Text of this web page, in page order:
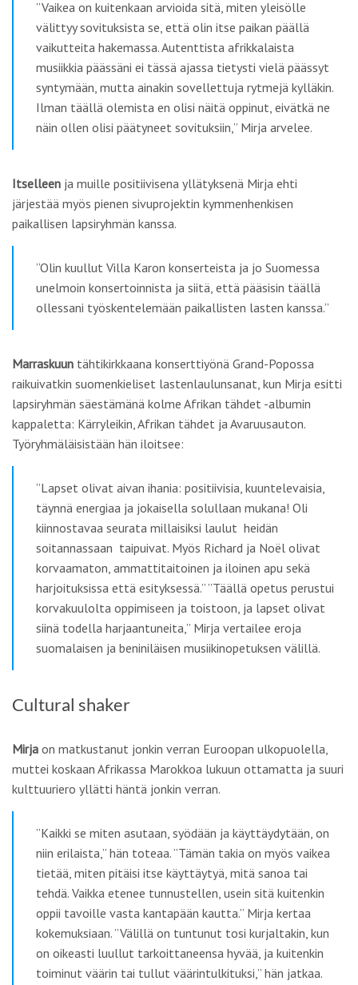
”Vaikea on kuitenkaan arvioida sitä, miten yleisölle
välittyy sovituksista se, että olin itse paikan päällä
vaikutteita hakemassa. Autenttista afrikkalaista
musiikkia päässäni ei tässä ajassa tietysti vielä päässyt
syntymään, mutta ainakin sovellettuja rytmejä kylläkin.
Ilman täällä olemista en olisi näitä oppinut, eivätkä ne
näin ollen olisi päätyneet sovituksiin,” Mirja arvelee.
Itselleen ja muille positiivisena yllätyksenä Mirja ehti
järjestää myös pienen sivuprojektin kymmenhenkisen
paikallisen lapsiryhmän kanssa.
”Olin kuullut Villa Karon konserteista ja jo Suomessa
unelmoin konsertoinnista ja siitä, että pääsisin täällä
ollessani työskentelemään paikallisten lasten kanssa.”
Marraskuun tähtikirkkaana konserttiyönä Grand-Popossa
raikuivatkin suomenkieliset lastenlaulunsanat, kun Mirja esitti
lapsiryhmän säestämänä kolme Afrikan tähdet -albumin
kappaletta: Kärryleikin, Afrikan tähdet ja Avaruusauton.
Työryhmäläisistään hän iloitsee:
”Lapset olivat aivan ihania: positiivisia, kuuntelevaisia,
täynnä energiaa ja jokaisella solullaan mukana! Oli
kiinnostavaa seurata millaisiksi laulut heidän
soitannassaan taipuivat. Myös Richard ja Noël olivat
korvaamaton, ammattitaitoinen ja iloinen apu sekä
harjoituksissa että esityksessä.” ”Täällä opetus perustui
korvakuulolta oppimiseen ja toistoon, ja lapset olivat
siinä todella harjaantuneita,” Mirja vertailee eroja
suomalaisen ja beniniläisen musiikinopetuksen välillä.
Cultural shaker
Mirja on matkustanut jonkin verran Euroopan ulkopuolella,
muttei koskaan Afrikassa Marokkoa lukuun ottamatta ja suuri
kulttuuriero yllätti häntä jonkin verran.
”Kaikki se miten asutaan, syödään ja käyttäydytään, on
niin erilaista,” hän toteaa. ”Tämän takia on myös vaikea
tietää, miten pitäisi itse käyttäytyä, mitä sanoa tai
tehdä. Vaikka etenee tunnustellen, usein sitä kuitenkin
oppii tavoille vasta kantapään kautta.” Mirja kertaa
kokemuksiaan. ”Välillä on tuntunut tosi kurjaltakin, kun
on oikeasti luullut tarkoittaneensa hyvää, ja kuitenkin
toiminut väärin tai tullut väärintulkituksi,” hän jatkaa.